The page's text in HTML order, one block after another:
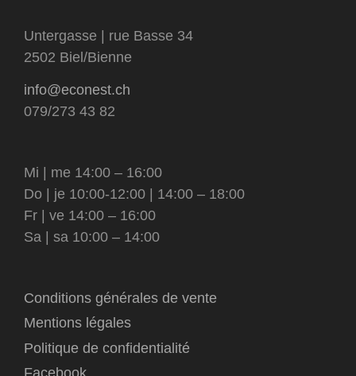
Untergasse | rue Basse 34
2502 Biel/Bienne
info@econest.ch
079/273 43 82
Mi | me 14:00 – 16:00
Do | je 10:00-12:00 | 14:00 – 18:00
Fr | ve 14:00 – 16:00
Sa | sa 10:00 – 14:00
Conditions générales de vente
Mentions légales
Politique de confidentialité
Facebook